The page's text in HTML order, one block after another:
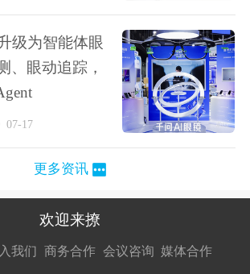
级为智能体眼
、眼动追踪，
07-17
更多资讯
欢迎来撩
我们
简历
商务合作
接开聊
会议咨询 媒体合作
接开聊